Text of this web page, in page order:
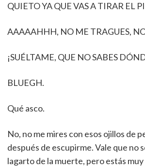
QUIETO YA QUE VAS A TIRAR EL
AAAAAHHH, NO ME TRAGUES,
¡SUÉLTAME, QUE NO SABES
BLUEGH.
Qué asco.
No, no me mires con esos ojillos de
después de escupirme. Vale que no
lagarto de la muerte, pero estás